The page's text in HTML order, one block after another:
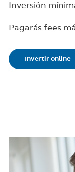
Inversión
Pagarás fees
Invertir online